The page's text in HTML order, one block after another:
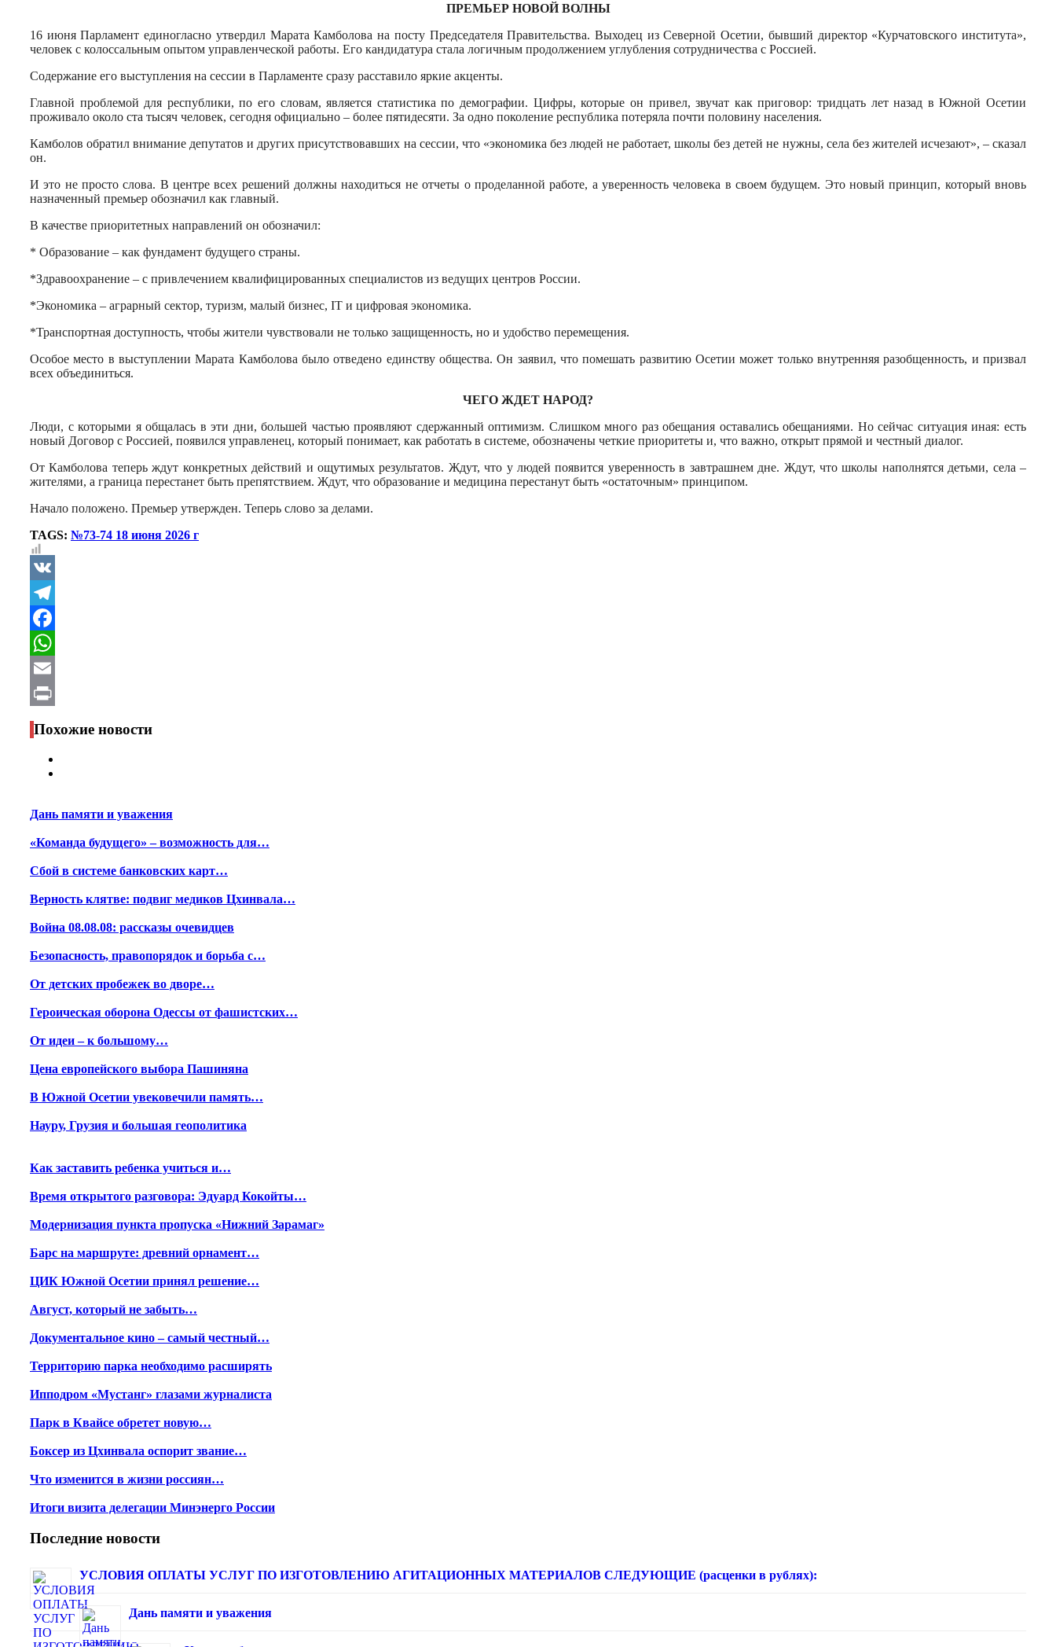
ПРЕМЬЕР НОВОЙ ВОЛНЫ
16 июня Парламент единогласно утвердил Марата Камболова на посту Председателя Правительства. Выходец из Северной Осетии, бывший директор «Курчатовского института»,
человек с колоссальным опытом управленческой работы. Его кандидатура стала логичным продолжением углубления сотрудничества с Россией.
Содержание его выступления на сессии в Парламенте сразу расставило яркие акценты.
Главной проблемой для республики, по его словам, является статистика по демографии. Цифры, которые он привел, звучат как приговор: тридцать лет назад в Южной Осетии
проживало около ста тысяч человек, сегодня официально – более пятидесяти. За одно поколение республика потеряла почти половину населения.
Камболов обратил внимание депутатов и других присутствовавших на сессии, что «экономика без людей не работает, школы без детей не нужны, села без жителей исчезают», – сказал
он.
И это не просто слова. В центре всех решений должны находиться не отчеты о проделанной работе, а уверенность человека в своем будущем. Это новый принцип, который вновь
назначенный премьер обозначил как главный.
В качестве приоритетных направлений он обозначил:
* Образование – как фундамент будущего страны.
*Здравоохранение – с привлечением квалифицированных специалистов из ведущих центров России.
*Экономика – аграрный сектор, туризм, малый бизнес, IT и цифровая экономика.
*Транспортная доступность, чтобы жители чувствовали не только защищенность, но и удобство перемещения.
Особое место в выступлении Марата Камболова было отведено единству общества. Он заявил, что помешать развитию Осетии может только внутренняя разобщенность, и призвал
всех объединиться.
ЧЕГО ЖДЕТ НАРОД?
Люди, с которыми я общалась в эти дни, большей частью проявляют сдержанный оптимизм. Слишком много раз обещания оставались обещаниями. Но сейчас ситуация иная: есть
новый Договор с Россией, появился управленец, который понимает, как работать в системе, обозначены четкие приоритеты и, что важно, открыт прямой и честный диалог.
От Камболова теперь ждут конкретных действий и ощутимых результатов. Ждут, что у людей появится уверенность в завтрашнем дне. Ждут, что школы наполнятся детьми, села –
жителями, а граница перестанет быть препятствием. Ждут, что образование и медицина перестанут быть «остаточным» принципом.
Начало положено. Премьер утвержден. Теперь слово за делами.
TAGS: №73-74 18 июня 2026 г
VK
Telegram
Facebook
WhatsApp
Email
Print
Похожие новости
Дань памяти и уважения
«Команда будущего» – возможность для…
Сбой в системе банковских карт…
Верность клятве: подвиг медиков Цхинвала…
Война 08.08.08: рассказы очевидцев
Безопасность, правопорядок и борьба с…
От детских пробежек во дворе…
Героическая оборона Одессы от фашистских…
От идеи – к большому…
Цена европейского выбора Пашиняна
В Южной Осетии увековечили память…
Науру, Грузия и большая геополитика
Как заставить ребенка учиться и…
Время открытого разговора: Эдуард Кокойты…
Модернизация пункта пропуска «Нижний Зарамаг»
Барс на маршруте: древний орнамент…
ЦИК Южной Осетии принял решение…
Август, который не забыть…
Документальное кино – самый честный…
Территорию парка необходимо расширять
Ипподром «Мустанг» глазами журналиста
Парк в Квайсе обретет новую…
Боксер из Цхинвала оспорит звание…
Что изменится в жизни россиян…
Итоги визита делегации Минэнерго России
Последние новости
УСЛОВИЯ ОПЛАТЫ УСЛУГ ПО ИЗГОТОВЛЕНИЮ АГИТАЦИОННЫХ МАТЕРИАЛОВ СЛЕДУЮЩИЕ (расценки в рублях):
Дань памяти и уважения